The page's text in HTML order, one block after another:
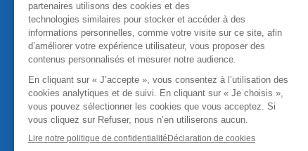
Mentions
Aucun versement, de quelque
Attention, vous pouvez être sollicités par de faux
fonds, des coordonnées bancaires, etc. Soyez
honoraires des agences. Les